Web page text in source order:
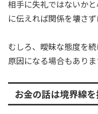
相手に失礼ではないか
に伝えれば関係を壊さず
むしろ、曖昧な態度を
原因になる場合もありま
お金の話は境界線